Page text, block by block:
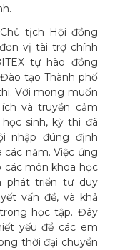
tịch Hội đồng
vị tài trợ chính
tự hào đồng
tạo Thành phố
Với mong muốn
và truyền cảm
sinh, kỳ thi đã
nhập đúng định
các năm. Việc ứng
môn khoa học
phát triển tư duy
vấn đề, và khả
học tập. Đây
yếu để các em
thời đại chuyển